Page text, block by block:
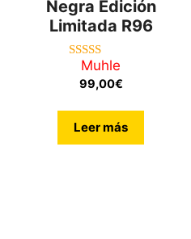
Negra Edición
Limitada R96
5.00
de 5
Muhle
99,00€
Leer más